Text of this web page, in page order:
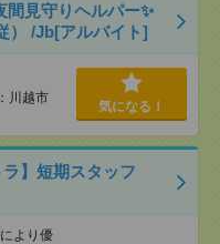
間見守りヘルパー✨
） /Jb[アルバイト]
川越市
気になる！
ラ】短期スタッフ
より優